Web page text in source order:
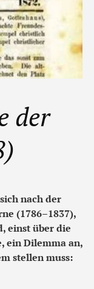
der
nach der
(1786–1837),
einst über die
ein Dilemma an,
stellen muss: